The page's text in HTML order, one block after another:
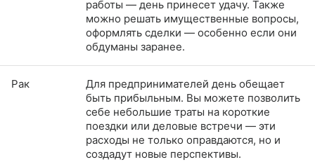
работы — день принесет удачу. Также
можно решать имущественные вопросы,
оформлять сделки — особенно если они
обдуманы заранее.
Рак
Для предпринимателей день обещает
быть прибыльным. Вы можете позволить
себе небольшие траты на короткие
поездки или деловые встречи — эти
расходы не только оправдаются, но и
создадут новые перспективы.